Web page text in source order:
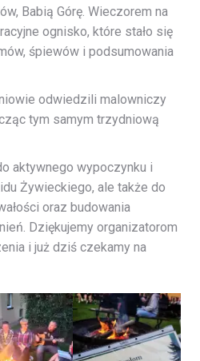
Babią Górę. Wieczorem na
ognisko, które stało się
śpiewów i podsumowania
odwiedzili malowniczy
tym samym trzydniową
aktywnego wypoczynku i
Żywieckiego, ale także do
oraz budowania
Dziękujemy organizatorom
i już dziś czekamy na